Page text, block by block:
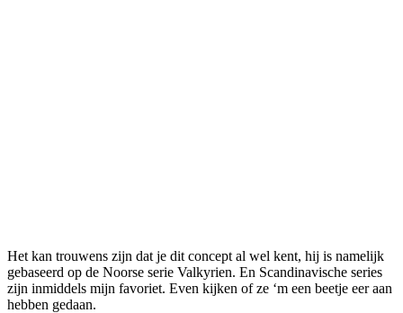
Het kan trouwens zijn dat je dit concept al wel kent, hij is namelijk
gebaseerd op de Noorse serie Valkyrien. En Scandinavische series
zijn inmiddels mijn favoriet. Even kijken of ze ‘m een beetje eer aan
hebben gedaan.